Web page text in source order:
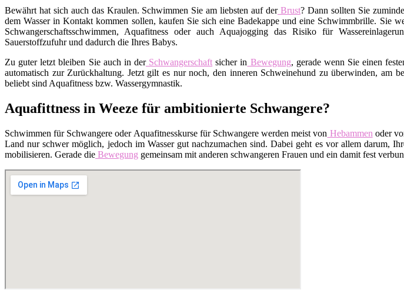
Bewährt hat sich auch das Kraulen. Schwimmen Sie am liebsten auf derBrust? Dann sollten Sie
dem Wasser in Kontakt kommen sollen, kaufen Sie sich eine Badekappe und eine Schwimmbrille. Sie
Schwangerschaftsschwimmen, Aquafitness oder auch Aquajogging das Risiko für
Sauerstoffzufuhr und dadurch die Ihres Babys.
Zu guter letzt bleiben Sie auch in derSchwangerschaft sicher in Bewegung, gerade wenn Sie einen
automatisch zur Zurückhaltung. Jetzt gilt es nur noch, den inneren Schweinehund zu überwinden, am
beliebt sind Aquafitness bzw. Wassergymnastik.
Aquafittness in Weeze für ambitionierte Schwangere?
Schwimmen für Schwangere oder Aquafitnesskurse für Schwangere werden meist von Hebammen oder
Land nur schwer möglich, jedoch im Wasser gut nachzumachen sind. Dabei geht es vor allem darum,
mobilisieren. Gerade die Bewegung gemeinsam mit anderen schwangeren Frauen und ein damit fest